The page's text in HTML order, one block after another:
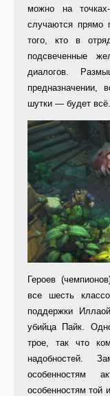
можно на
случаются прямо
того, кто в
подсвеченные
диалогов.
предназначении,
шутки — будет всё.
Героев
все шесть
поддержки
убийца Пайк.
трое, так что
надобностей.
особенностям
особенностям той